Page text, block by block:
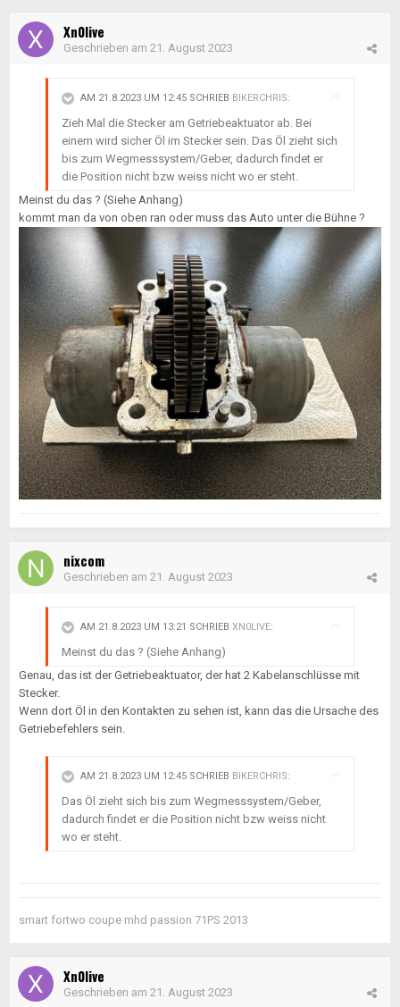
Xn0live
Geschrieben am 21. August 2023
AM 21.8.2023 UM 12:45 SCHRIEB BIKERCHRIS:
Zieh Mal die Stecker am Getriebeaktuator ab. Bei
einem wird sicher Öl im Stecker sein. Das Öl zieht sich
bis zum Wegmesssystem/Geber, dadurch findet er
die Position nicht bzw weiss nicht wo er steht.
Meinst du das ? (Siehe Anhang)
kommt man da von oben ran oder muss das Auto unter die Bühne ?
nixcom
Geschrieben am 21. August 2023
AM 21.8.2023 UM 13:21 SCHRIEB XN0LIVE:
Meinst du das ? (Siehe Anhang)
Genau, das ist der Getriebeaktuator, der hat 2 Kabelanschlüsse mit
Stecker.
Wenn dort Öl in den Kontakten zu sehen ist, kann das die Ursache des
Getriebefehlers sein.
AM 21.8.2023 UM 12:45 SCHRIEB BIKERCHRIS:
Das Öl zieht sich bis zum Wegmesssystem/Geber,
dadurch findet er die Position nicht bzw weiss nicht
wo er steht.
smart fortwo coupe mhd passion 71PS 2013
Xn0live
Geschrieben am 21. August 2023